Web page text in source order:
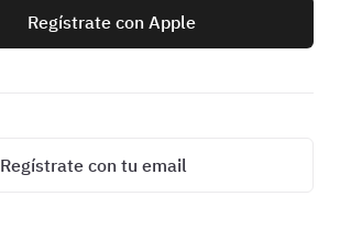
Regístrate con Apple
Regístrate con tu email